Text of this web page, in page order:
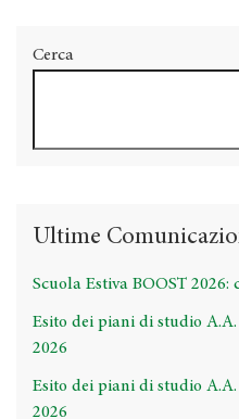
Cerca
Ultime
Scuola Estiva BOOST
Esito dei piani di studio
2026
Esito dei piani di studio
2026